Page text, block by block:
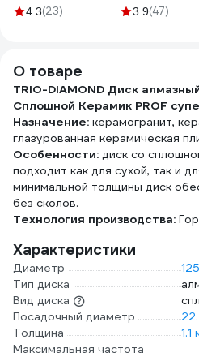
84прC+16прB
4.3(23) 3.9(47)
О товаре
TRIO-DIAMOND Диск
Сплошной Керамик PROF
Назначение: керамогранит,
глазурованная керамическая
Особенности: диск со
подходит как для сухой, так и
минимальной толщины диск
без сколов.
Технология производства:
Характеристики
Диаметр
Тип диска
Вид диска
Посадочный диаметр
Толщина
1.1
Максимальная частота